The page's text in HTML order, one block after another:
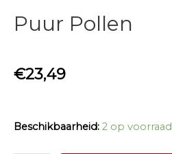
Puur Pollen
€23,49
Beschikbaarheid: 2 op voorraad